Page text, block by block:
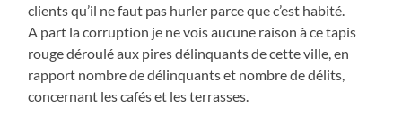
clients qu’il ne faut pas hurler parce que c’est habité.
A part la corruption je ne vois aucune raison à ce tapis
rouge déroulé aux pires délinquants de cette ville, en
rapport nombre de délinquants et nombre de délits,
concernant les cafés et les terrasses.